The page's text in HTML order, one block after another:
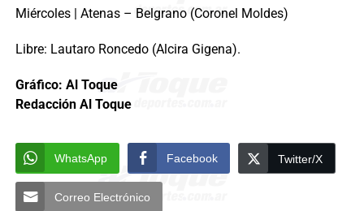
Miércoles | Atenas – Belgrano (Coronel Moldes)
Libre: Lautaro Roncedo (Alcira Gigena).
Gráfico: Al Toque
Redacción Al Toque
WhatsApp Facebook Twitter/X
Correo Electrónico